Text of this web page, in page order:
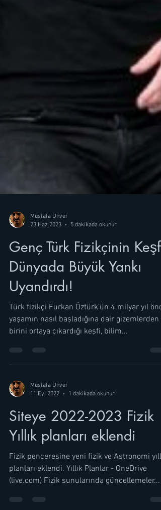
23 Haz 2023
5 dakikada okunur
Genç Türk Fizikçinin Keşfi
Dünyada Büyük Yankı
Uyandırdı!
Türk fizikçi Furkan Öztürk'ün 4 milyar yıl
yaşamın nasıl başladığına dair gizemlerden
11 Eyl 2022
1 dakikada okunur
Siteye 2022-2023 Fizik
Yıllık planları eklendi
Fizik penceresine yeni fizik ve Astronomi
planları eklendi. Yıllık Planlar - OneDrive